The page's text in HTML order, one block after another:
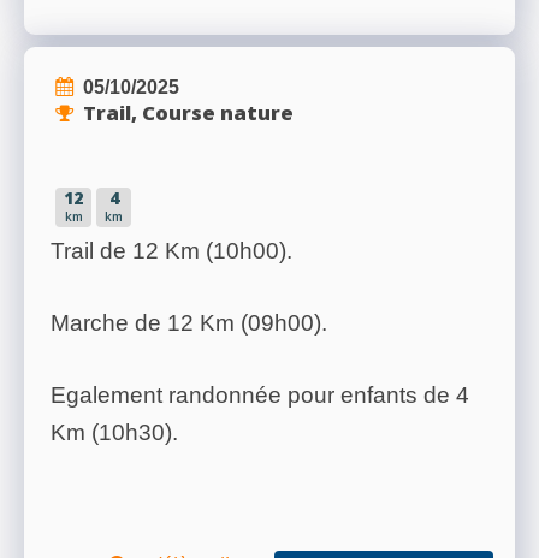
05/10/2025
Trail, Course nature
12
km
4
km
Trail de 12 Km (10h00).
Marche de 12 Km (09h00).
Egalement randonnée pour enfants de 4
Km (10h30).